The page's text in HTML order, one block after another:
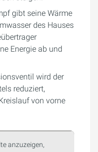
gibt seine Wärme
des Hauses
Energie ab und
wird der
reduziert,
von vorne
anzuzeigen,